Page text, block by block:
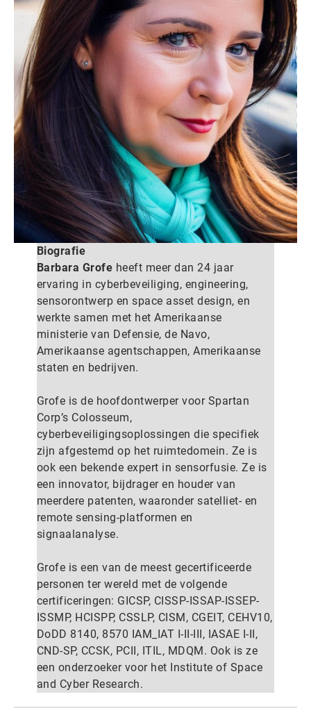
Biografie
Barbara Grofe heeft meer dan 24 jaar
ervaring in cyberbeveiliging, engineering,
sensorontwerp en space asset design, en
werkte samen met het Amerikaanse
ministerie van Defensie, de Navo,
Amerikaanse agentschappen, Amerikaanse
staten en bedrijven.
Grofe is de hoofdontwerper voor Spartan
Corp’s Colosseum,
cyberbeveiligingsoplossingen die specifiek
zijn afgestemd op het ruimtedomein. Ze is
ook een bekende expert in sensorfusie. Ze is
een innovator, bijdrager en houder van
meerdere patenten, waaronder satelliet- en
remote sensing-platformen en
signaalanalyse.
Grofe is een van de meest gecertificeerde
personen ter wereld met de volgende
certificeringen: GICSP, CISSP-ISSAP-ISSEP-
ISSMP, HCISPP, CSSLP, CISM, CGEIT, CEHV10,
DoDD 8140, 8570 IAM_IAT I-II-III, IASAE I-II,
CND-SP, CCSK, PCII, ITIL, MDQM. Ook is ze
een onderzoeker voor het Institute of Space
and Cyber Research.